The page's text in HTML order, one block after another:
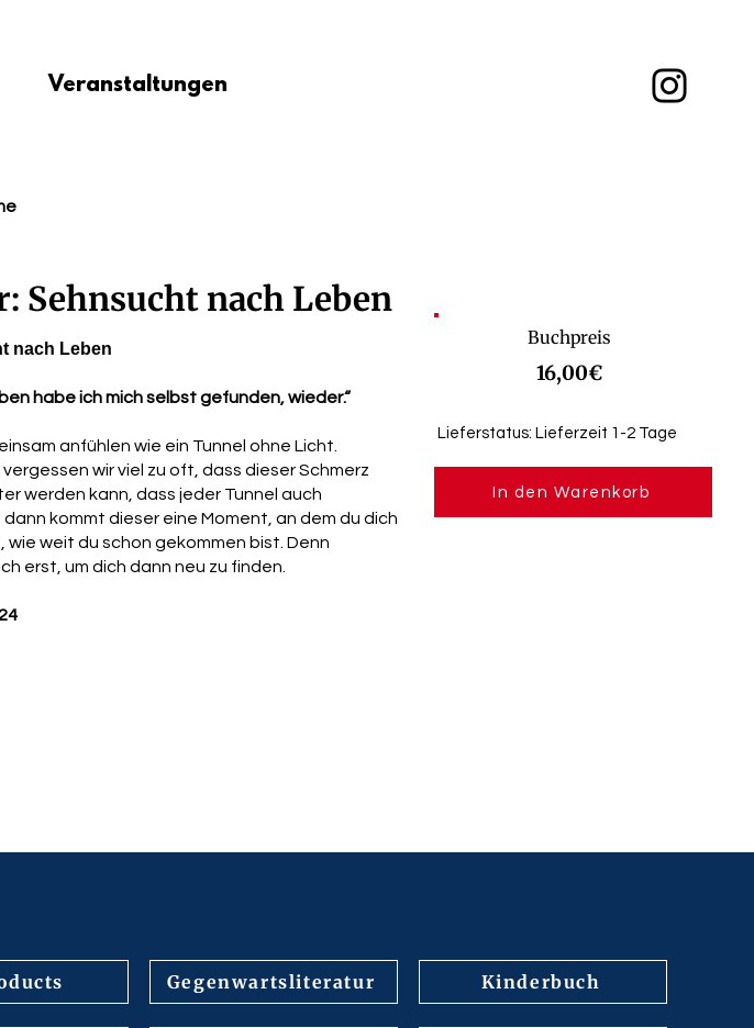
Veranstaltungen
Sehnsucht nach Leben
nach Leben
habe ich mich selbst gefunden, wieder.“
anfühlen wie ein Tunnel ohne Licht.
wir viel zu oft, dass dieser Schmerz
werden kann, dass jeder Tunnel auch
kommt dieser eine Moment, an dem du dich
weit du schon gekommen bist. Denn
erst, um dich dann neu zu finden.
Buchpreis
16,00€
Lieferstatus: Lieferzeit 1-2 Tage
In den Warenkorb
Gegenwartsliteratur Kinderbuch